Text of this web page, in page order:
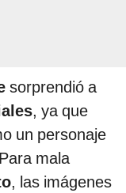
sorprendió a
, ya que
un personaje
mala
, las imágenes